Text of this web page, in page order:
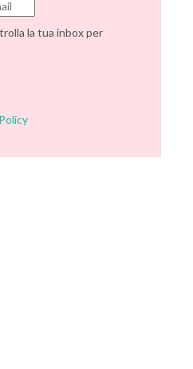
la tua inbox per